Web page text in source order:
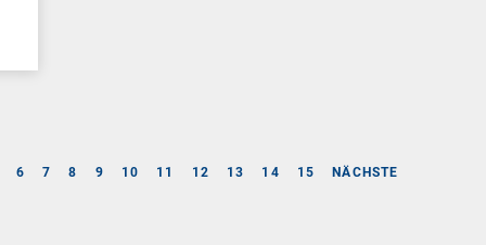
6 7 8 9 10 11 12 13 14 15 NÄCHSTE